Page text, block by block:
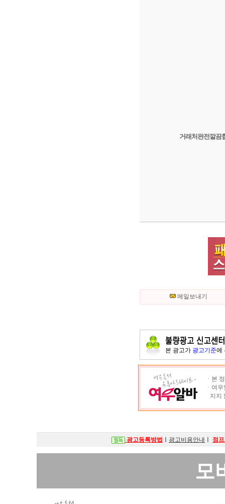
거래처완전깔끔
메일보내기
본 광고가 광고기준에
ㆍ본
ㆍ여
지지
광고등록방법 광고비용안내 점
모